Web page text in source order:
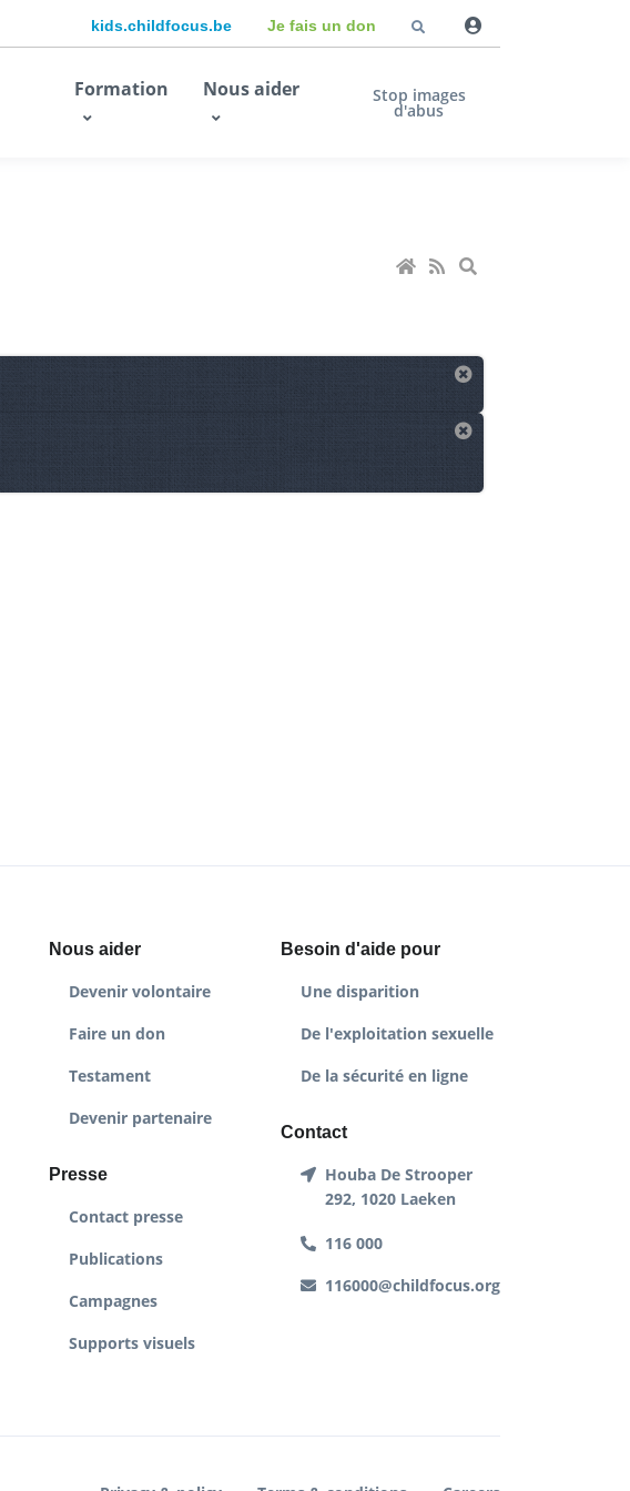
kids.childfocus.be Je fais un don
Formation Nous aider Stop images
d'abus
Nous aider
Devenir volontaire
Faire un don
Testament
Devenir partenaire
Presse
Contact presse
Publications
Campagnes
Supports visuels
Besoin d'aide pour
Une disparition
De l'exploitation sexuelle
De la sécurité en ligne
Contact
Houba De Strooper
292, 1020 Laeken
116 000
116000@childfocus.org